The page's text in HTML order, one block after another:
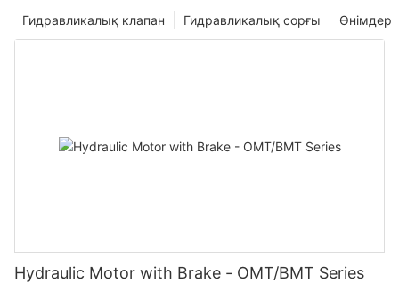
Өнімдер
Гидравликалық сорғы
Гидравликалық клапан
Hydraulic Motor with Brake - OMT/BMT Series